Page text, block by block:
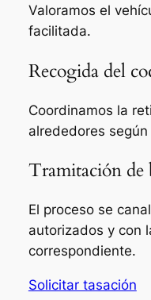
Valoramos el
facilitada.
Recogida del
Coordinamos la
alrededores
Tramitación de
El proceso se
autorizados y con
correspondiente.
Solicitar tasación